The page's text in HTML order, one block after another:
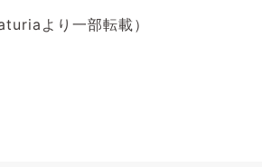
より一部転載）